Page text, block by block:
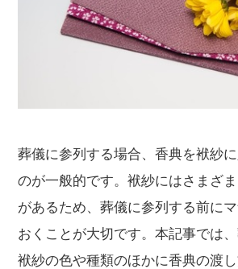
葬儀に参列する場合、香典を袱紗
のが一般的です。袱紗にはさまざ
があるため、葬儀に参列する前に
おくことが大切です。本記事では
袱紗の色や種類のほかに香典の渡